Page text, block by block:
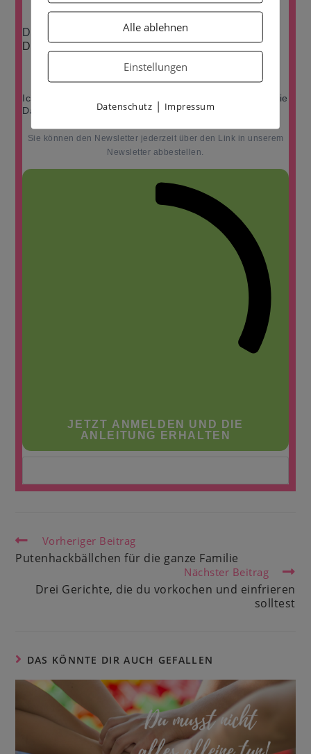
Deine Daten werden gemäß unserer
Datenschutzerklärungverarbeitet.
Ich möchte Ihren Newsletter erhalten und akzeptiere die
Datenschutzerklärung.
Sie können den Newsletter jederzeit über den Link in unserem
Newsletter abbestellen.
JETZT ANMELDEN UND DIE
ANLEITUNG ERHALTEN
Vorheriger Beitrag
Putenhackbällchen für die ganze Familie
Nächster Beitrag
Drei Gerichte, die du vorkochen und einfrieren
solltest
DAS KÖNNTE DIR AUCH GEFALLEN
Alle ablehnen
Einstellungen
Datenschutz | Impressum